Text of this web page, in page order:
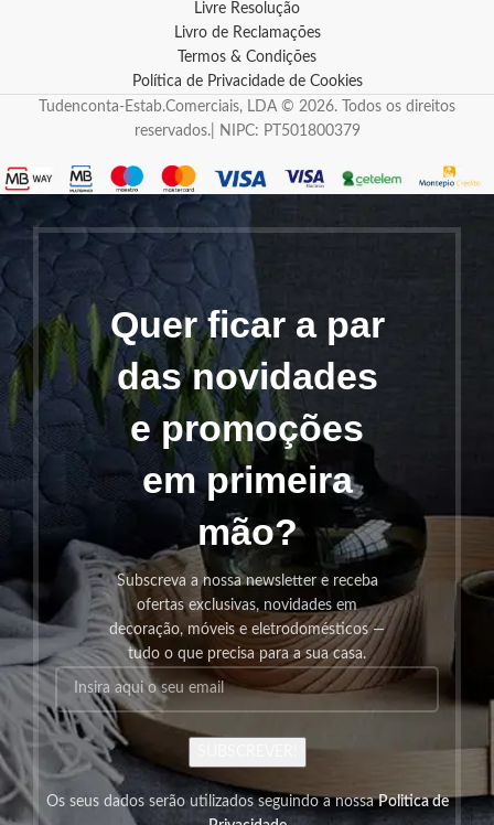
Livre Resolução
Livro de Reclamações
Termos & Condições
Política de Privacidade de Cookies
Tudenconta-Estab.Comerciais, LDA © 2026. Todos os direitos
reservados.| NIPC: PT501800379
Quer ficar a par
das novidades
e promoções
em primeira
mão?
Subscreva a nossa newsletter e receba
ofertas exclusivas, novidades em
decoração, móveis e eletrodomésticos —
tudo o que precisa para a sua casa.
Os seus dados serão utilizados seguindo a nossaPolitica de